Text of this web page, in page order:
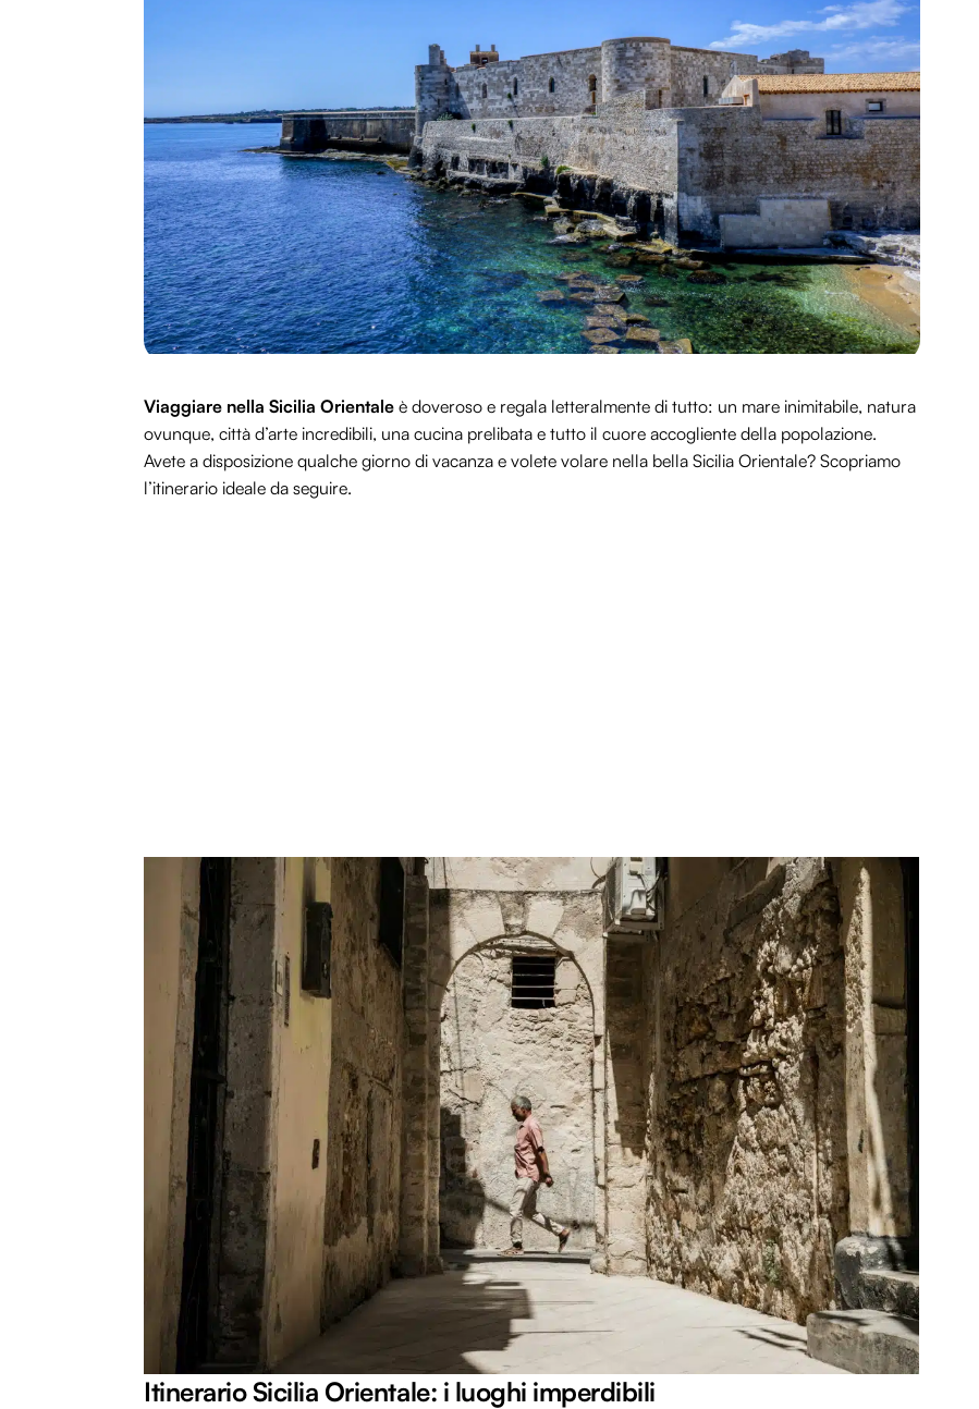
Viaggiare nella Sicilia Orientale è doveroso e regala letteralmente di tutto: un mare inimitabile, natura
ovunque, città d’arte incredibili, una cucina prelibata e tutto il cuore accogliente della popolazione.
Avete a disposizione qualche giorno di vacanza e volete volare nella bella Sicilia Orientale? Scopriamo
l’itinerario ideale da seguire.
Itinerario Sicilia Orientale: i luoghi imperdibili